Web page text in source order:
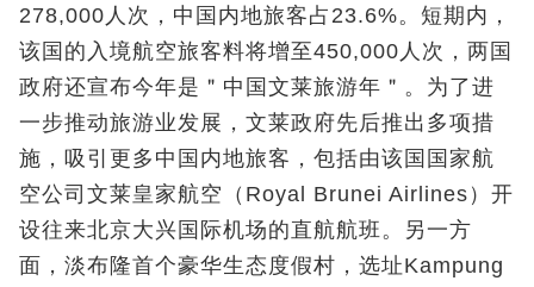
278,000人次，中国内地旅客占23.6%。短期内，
该国的入境航空旅客料将增至450,000人次，两国
政府还宣布今年是＂中国文莱旅游年＂。为了进
一步推动旅游业发展，文莱政府先后推出多项措
施，吸引更多中国内地旅客，包括由该国国家航
空公司文莱皇家航空（Royal Brunei Airlines）开
设往来北京大兴国际机场的直航航班。另一方
面，淡布隆首个豪华生态度假村，选址Kampung